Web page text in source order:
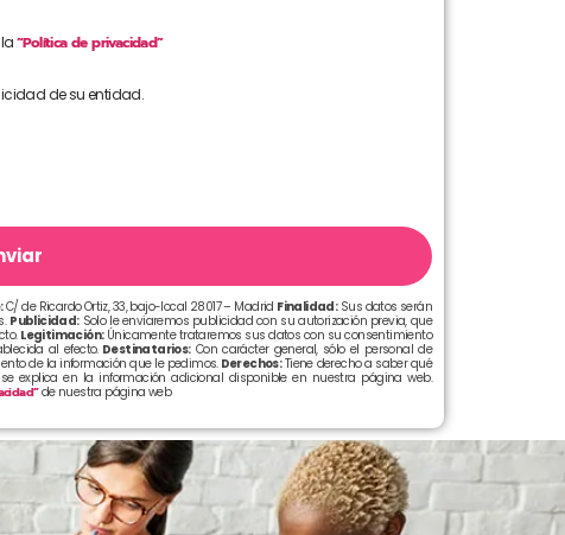
la“Política de privacidad”
de su entidad.
C/ de Ricardo Ortiz, 33, bajo-local 28017 – Madrid Finalidad:Sus datos serán
Publicidad:Solo le enviaremos publicidad con su autorización previa, que
Legitimación:Únicamente trataremos sus datos con su consentimiento
al efecto.Destinatarios:Con carácter general, sólo el personal de
de la información que le pedimos.Derechos:Tiene derecho a saber qué
explica en la información adicional disponible en nuestra página web.
de nuestra página web